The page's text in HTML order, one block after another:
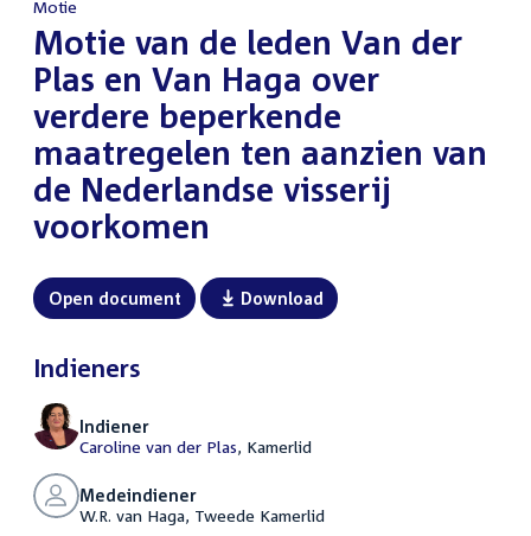
Motie
:Motie van de leden Van der
Plas en Van Haga over
verdere beperkende
maatregelen ten aanzien van
de Nederlandse visserij
voorkomen
Open document Download
Indieners
Indiener
Caroline van der Plas, Kamerlid
Medeindiener
W.R. van Haga, Tweede Kamerlid